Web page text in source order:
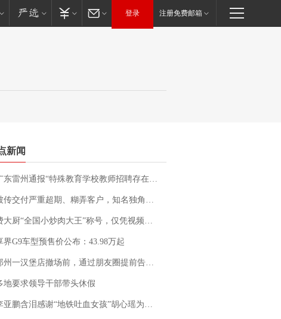
登录 注册免费邮箱
新闻
雷州通报“特殊教育学校教师招聘存在违规行为”：已启动问责程序 副校长被停职
付严重超期、糊弄客户，知名独角兽车企创始人回应：都没证据，将依法采取措施，“本人长期与美国交管局保持沟通，对方表示肯定”
厨“全国小炒肉大王”称号，仅凭视频评出？中国烹饪协会回应
界G9车型预售价公布：43.98万起
汉堡店撤场前，通过朋友圈提前告知逐一退费，有顾客仅剩1元也全被退回，分文不少；顾客：言而有信，让人感动
地要求领导干部带头休假
含泪感谢“地铁吐血女孩”胡心瑶为嫣然天使捐99999元：这份捐赠太沉重，尊重其捐赠意愿，个人向胡心瑶和她的病友之家各捐赠99999元